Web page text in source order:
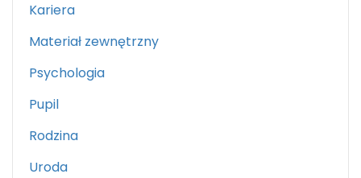
Kariera
Materiał zewnętrzny
Psychologia
Pupil
Rodzina
Uroda